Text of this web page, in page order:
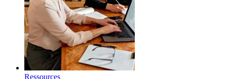
Ressources